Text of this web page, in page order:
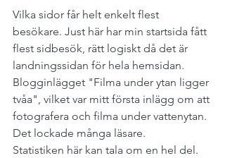
Vilka sidor får helt enkelt flest
besökare. Just här har min startsida fått
flest sidbesök, rätt logiskt då det är
landningssidan för hela hemsidan.
Blogginlägget "Filma under ytan ligger
tvåa", vilket var mitt första inlägg om att
fotografera och filma under vattenytan.
Det lockade många läsare.
Statistiken här kan tala om en hel del.